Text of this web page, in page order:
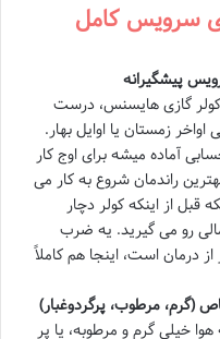
سرویس کامل
پیشگیرانه
گازی هایسنس، درست
زمستان یا اوایل بهار.
آماده میشه برای اوج کار
راندمان شروع به کار می
قبل از اینکه کولر دچار
رو می گیرید. یه ضرب
درمان است، اینجا هم کاملاً
(گرم، مرطوب، پرگردوغبار)
خیلی گرم و مرطوبه، یا پر